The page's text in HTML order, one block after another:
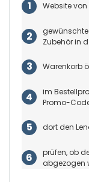
Website
gewünschte
Zubehör in
Warenkorb
im
Promo-
dort den
prüfen, ob
abgezogen